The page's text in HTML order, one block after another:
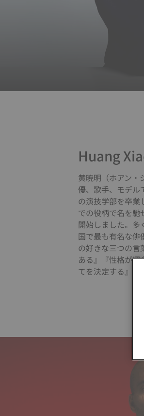
Huang
黄暁明（ホアン・
優、歌手、モデル
の演技学部を卒業
での役柄で名を馳
開始しました。多
国で最も有名な俳
の好きな三つの言
ある』『性格が運
てを決定する』で